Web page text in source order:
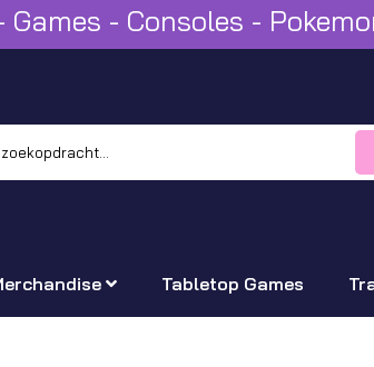
- Consoles -
Tabletop Games